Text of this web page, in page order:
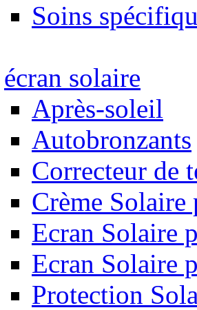
Soins
écran solaire
Après-soleil
Autobronzants
Correcteur de
Crème Solaire
Ecran Solaire
Ecran Solaire
Protection